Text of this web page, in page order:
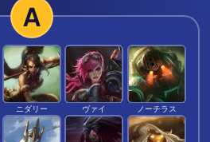
A
ニダリー ヴァイ ノーチラス